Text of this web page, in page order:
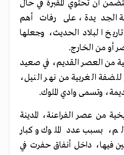
أن تحتوي المقبرة في حال
الجديدة ، على رفات أهم
البلاد الحديث، وجعلها
أو من الخارج.
من العصر القديم، في صعيد
الغربية من نهر النيل،
وتسمى وادي الملوك.
من عصر الفراعنة، المدينة
بسبب عدد الملوك وكبار
فيها، داخل أنفاق حفرت في